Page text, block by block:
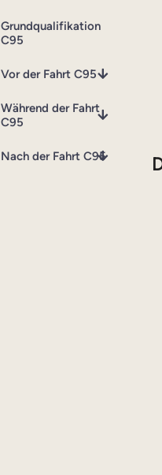
Grundqualifikation
C95
Vor der Fahrt C95
Während der Fahrt
C95
Nach der Fahrt C95